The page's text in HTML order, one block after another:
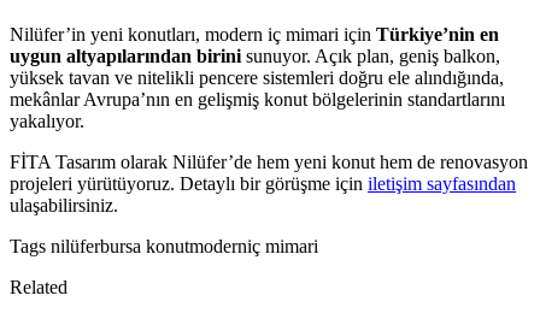
Nilüfer’in yeni konutları, modern iç mimari için Türkiye’nin en
uygun altyapılarından birini sunuyor. Açık plan, geniş balkon,
yüksek tavan ve nitelikli pencere sistemleri doğru ele alındığında,
mekânlar Avrupa’nın en gelişmiş konut bölgelerinin standartlarını
yakalıyor.
FİTA Tasarım olarak Nilüfer’de hem yeni konut hem de renovasyon
projeleri yürütüyoruz. Detaylı bir görüşme için iletişim sayfasından
ulaşabilirsiniz.
Tags nilüferbursa konutmoderniç mimari
Related